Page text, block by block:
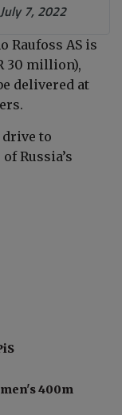
July 7, 2022
Raufoss AS is
30 million),
delivered at
drive to
Russia’s
400m